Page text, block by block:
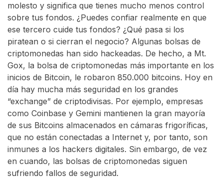
molesto y significa que tienes mucho menos control
sobre tus fondos. ¿Puedes confiar realmente en que
ese tercero cuide tus fondos? ¿Qué pasa si los
piratean o si cierran el negocio? Algunas bolsas de
criptomonedas han sido hackeadas. De hecho, a Mt.
Gox, la bolsa de criptomonedas más importante en los
inicios de Bitcoin, le robaron 850.000 bitcoins. Hoy en
día hay mucha más seguridad en los grandes
“exchange” de criptodivisas. Por ejemplo, empresas
como Coinbase y Gemini mantienen la gran mayoría
de sus Bitcoins almacenados en cámaras frigoríficas,
que no están conectadas a Internet y, por tanto, son
inmunes a los hackers digitales. Sin embargo, de vez
en cuando, las bolsas de criptomonedas siguen
sufriendo fallos de seguridad.